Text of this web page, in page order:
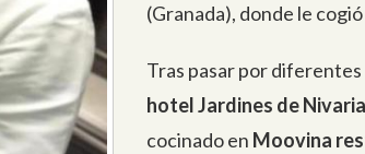
(Granada), donde le
Tras pasar por
hotel Jardines de Nivaria
cocinado en Moovina